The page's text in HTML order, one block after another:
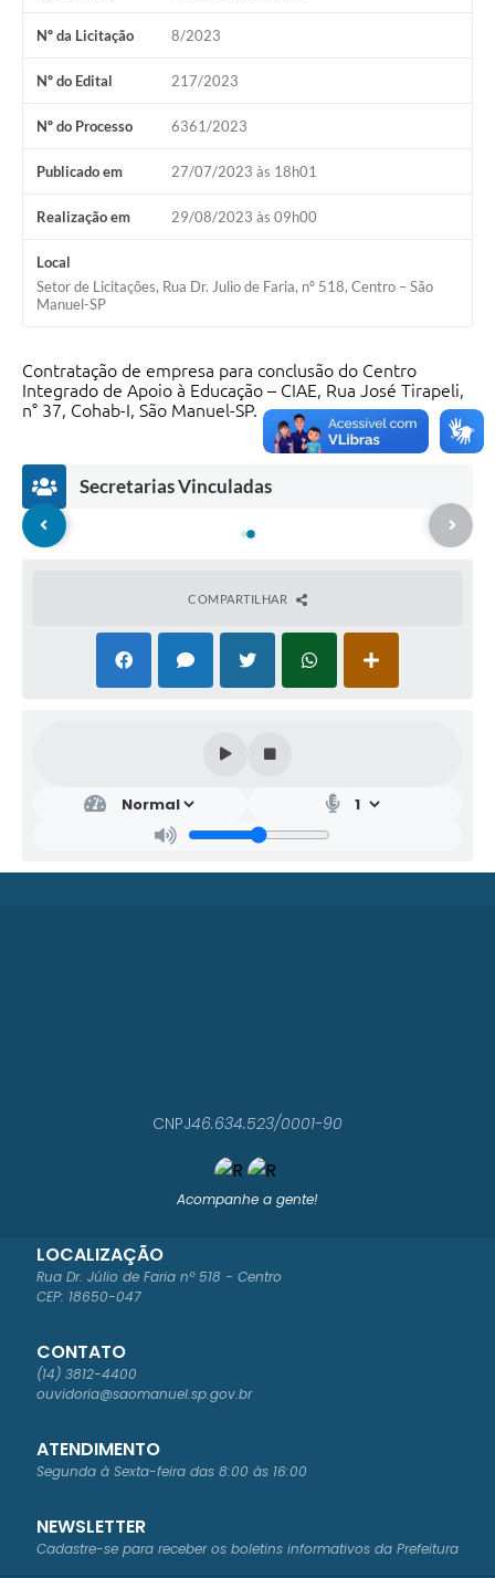
Nº da Licitação 8/2023
Nº do Edital 217/2023
Nº do Processo 6361/2023
Publicado em 27/07/2023 às 18h01
Realização em 29/08/2023 às 09h00
Local
Setor de Licitações, Rua Dr. Julio de Faria, nº 518, Centro – São
Manuel-SP
Contratação de empresa para conclusão do Centro
Integrado de Apoio à Educação – CIAE, Rua José Tirapeli,
n° 37, Cohab-I, São Manuel-SP.
Secretarias Vinculadas
RET
ARI
NIC
COMPARTILHAR
Acompanhe a gente!
LOCALIZAÇÃO
Rua Dr. Júlio de Faria nº 518 - Centro
CEP: 18650-047
CONTATO
(14) 3812-4400
ouvidoria@saomanuel.sp.gov.br
ATENDIMENTO
Segunda à Sexta-feira das 8:00 às 16:00
CNPJ46.634.523/0001-90
NEWSLETTER
Cadastre-se para receber os boletins informativos da Prefeitura